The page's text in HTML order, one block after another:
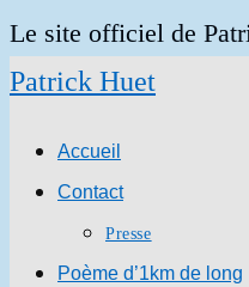
Skip
to
Le site officiel de
Patrick Huet
Accueil
Contact
Presse
Poème d’1km de long